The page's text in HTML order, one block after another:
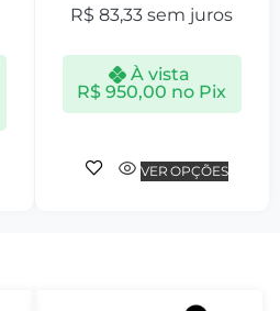
R$ 83,33 sem juros
À vista
R$ 950,00 no Pix
VER OPÇÕES